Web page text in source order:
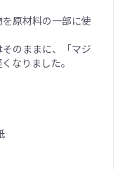
を原材料の一部に使
のままに、「マジ
なりました。